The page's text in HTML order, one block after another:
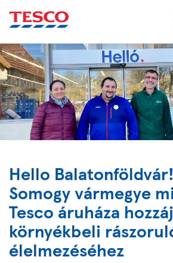
Hello
Somogy vármegye
Tesco áruháza
környékbeli
élelmezéséhez